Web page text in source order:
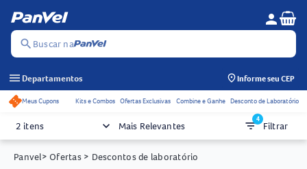
search Buscar na
Menu do
person
menu Departamentos Informe seu CEP
Acessos rápidos do cabeçalho
Meus Cupons Kits e Combos Ofertas Exclusivas Combine e Ganhe Desconto de Laboratório
2 itens keyboard_arrow_down Mais Relevantes filter_list4
Filtrar
Panvel> Ofertas> Descontos de laboratório